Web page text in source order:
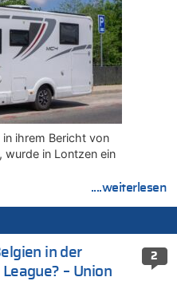
ihrem Bericht von
wurde in Lontzen ein
....weiterlesen
2
in der
– Union